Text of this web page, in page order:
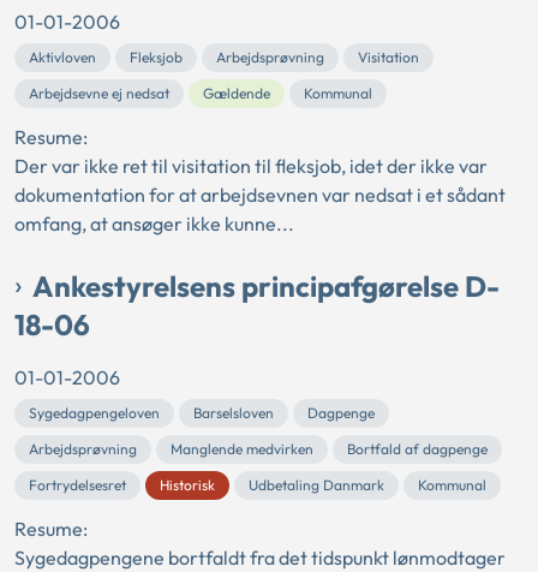
01-01-2006
Aktivloven Fleksjob Arbejdsprøvning
Visitation
Arbejdsevne ej nedsat
Gældende Kommunal
Resume:
Der var ikke ret til visitation til fleksjob, idet der ikke var
dokumentation for at arbejdsevnen var nedsat i et sådant
omfang, at ansøger ikke kunne...
Ankestyrelsens principafgørelse D-
18-06
01-01-2006
Sygedagpengeloven Barselsloven
Dagpenge
Arbejdsprøvning
Manglende medvirken
Bortfald af dagpenge
Fortrydelsesret
Historisk Udbetaling Danmark Kommunal
Resume:
Sygedagpengene bortfaldt fra det tidspunkt lønmodtager